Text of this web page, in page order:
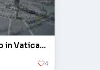
L'obelisco in piazza San Pietro in Vaticano
4